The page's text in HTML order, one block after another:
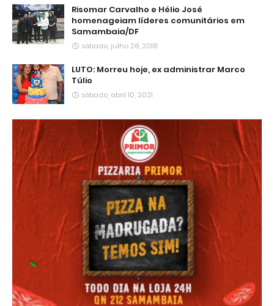
Risomar Carvalho e Hélio José
homenageiam líderes comunitários em
Samambaia/DF
sábado, julho 28, 2018
LUTO: Morreu hoje, ex administrar Marco
Túlio
sábado, abril 10, 2021